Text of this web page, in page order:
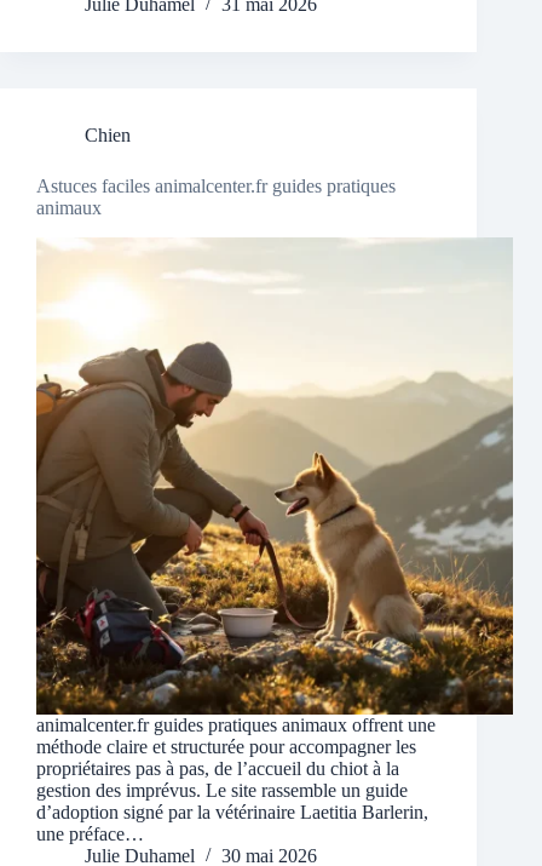
Julie Duhamel 31 mai 2026
Chien
Astuces faciles animalcenter.fr guides pratiques
animaux
animalcenter.fr guides pratiques animaux offrent une
méthode claire et structurée pour accompagner les
propriétaires pas à pas, de l’accueil du chiot à la
gestion des imprévus. Le site rassemble un guide
d’adoption signé par la vétérinaire Laetitia Barlerin,
une préface…
Julie Duhamel
30 mai 2026